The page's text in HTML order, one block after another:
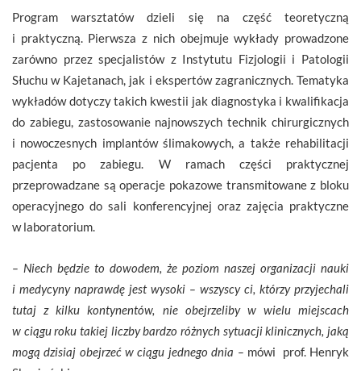
Program warsztatów dzieli się na część teoretyczną
i praktyczną. Pierwsza z nich obejmuje wykłady prowadzone
zarówno przez specjalistów z Instytutu Fizjologii i Patologii
Słuchu w Kajetanach, jak i ekspertów zagranicznych. Tematyka
wykładów dotyczy takich kwestii jak diagnostyka i kwalifikacja
do zabiegu, zastosowanie najnowszych technik chirurgicznych
i nowoczesnych implantów ślimakowych, a także rehabilitacji
pacjenta po zabiegu. W ramach części praktycznej
przeprowadzane są operacje pokazowe transmitowane z bloku
operacyjnego do sali konferencyjnej oraz zajęcia praktyczne
w laboratorium.
– Niech będzie to dowodem, że poziom naszej organizacji nauki
i medycyny naprawdę jest wysoki – wszyscy ci, którzy przyjechali
tutaj z kilku kontynentów, nie obejrzeliby w wielu miejscach
w ciągu roku takiej liczby bardzo różnych sytuacji klinicznych, jaką
mogą dzisiaj obejrzeć w ciągu jednego dnia – mówi prof. Henryk